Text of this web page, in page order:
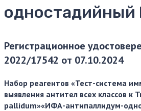
одностадийный
Регистрационное
2022/17542 от 07.10.2024
Набор реагентов «Тест-система
выявления антител всех классов к
pallidum»«ИФА-антипаллидум-